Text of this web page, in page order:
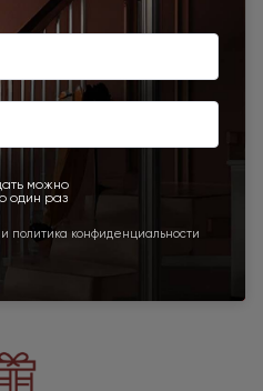
900x2000
600x1950
мм 900x1900